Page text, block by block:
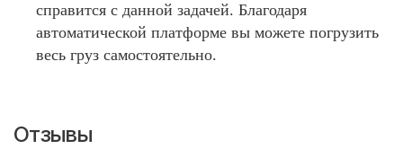
справится с данной задачей. Благодаря
автоматической платформе вы можете погрузить
весь груз самостоятельно.
Отзывы